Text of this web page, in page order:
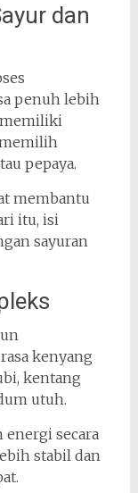
dan
penuh lebih
memiliki
pepaya.
membantu
itu, isi
sayuran
kenyang
kentang
utuh.
secara
stabil dan